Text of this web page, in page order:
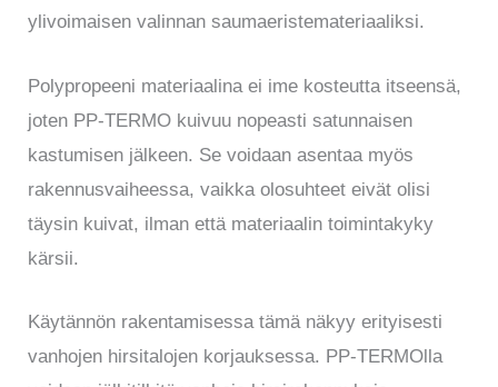
ylivoimaisen valinnan saumaeristemateriaaliksi.
Polypropeeni materiaalina ei ime kosteutta itseensä,
joten PP-TERMO kuivuu nopeasti satunnaisen
kastumisen jälkeen. Se voidaan asentaa myös
rakennusvaiheessa, vaikka olosuhteet eivät olisi
täysin kuivat, ilman että materiaalin toimintakyky
kärsii.
Käytännön rakentamisessa tämä näkyy erityisesti
vanhojen hirsitalojen korjauksessa. PP-TERMOlla